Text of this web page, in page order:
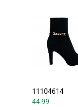
11104614
44.99